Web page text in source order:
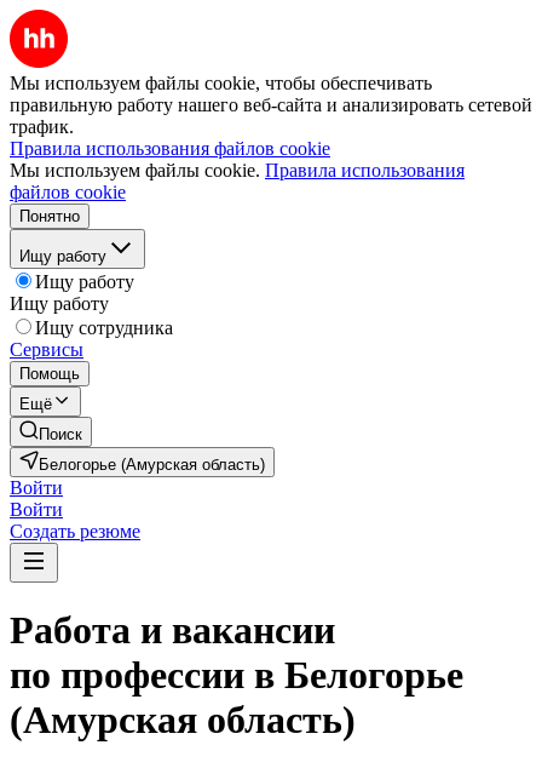
Мы используем файлы cookie, чтобы обеспечивать
правильную работу нашего веб-сайта и анализировать сетевой
трафик.
Правила использования файлов cookie
Мы используем файлы cookie. Правила использования
файлов cookie
Понятно
Ищу работу
Ищу работу
Ищу работу
Ищу сотрудника
Сервисы
Помощь
Ещё
Поиск
Белогорье (Амурская область)
Войти
Войти
Создать резюме
Работа и вакансии
по профессии в Белогорье
(Амурская область)